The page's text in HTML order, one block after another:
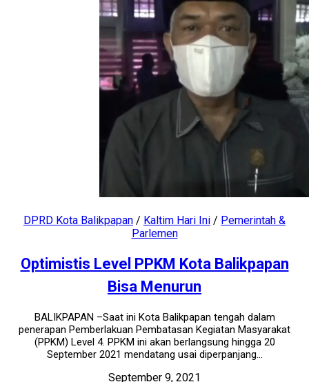
DPRD Kota Balikpapan / Kaltim Hari Ini / Pemerintah &
Parlemen
Optimistis Level PPKM Kota Balikpapan
Bisa Menurun
BALIKPAPAN –Saat ini Kota Balikpapan tengah dalam
penerapan Pemberlakuan Pembatasan Kegiatan Masyarakat
(PPKM) Level 4. PPKM ini akan berlangsung hingga 20
September 2021 mendatang usai diperpanjang...
September 9, 2021